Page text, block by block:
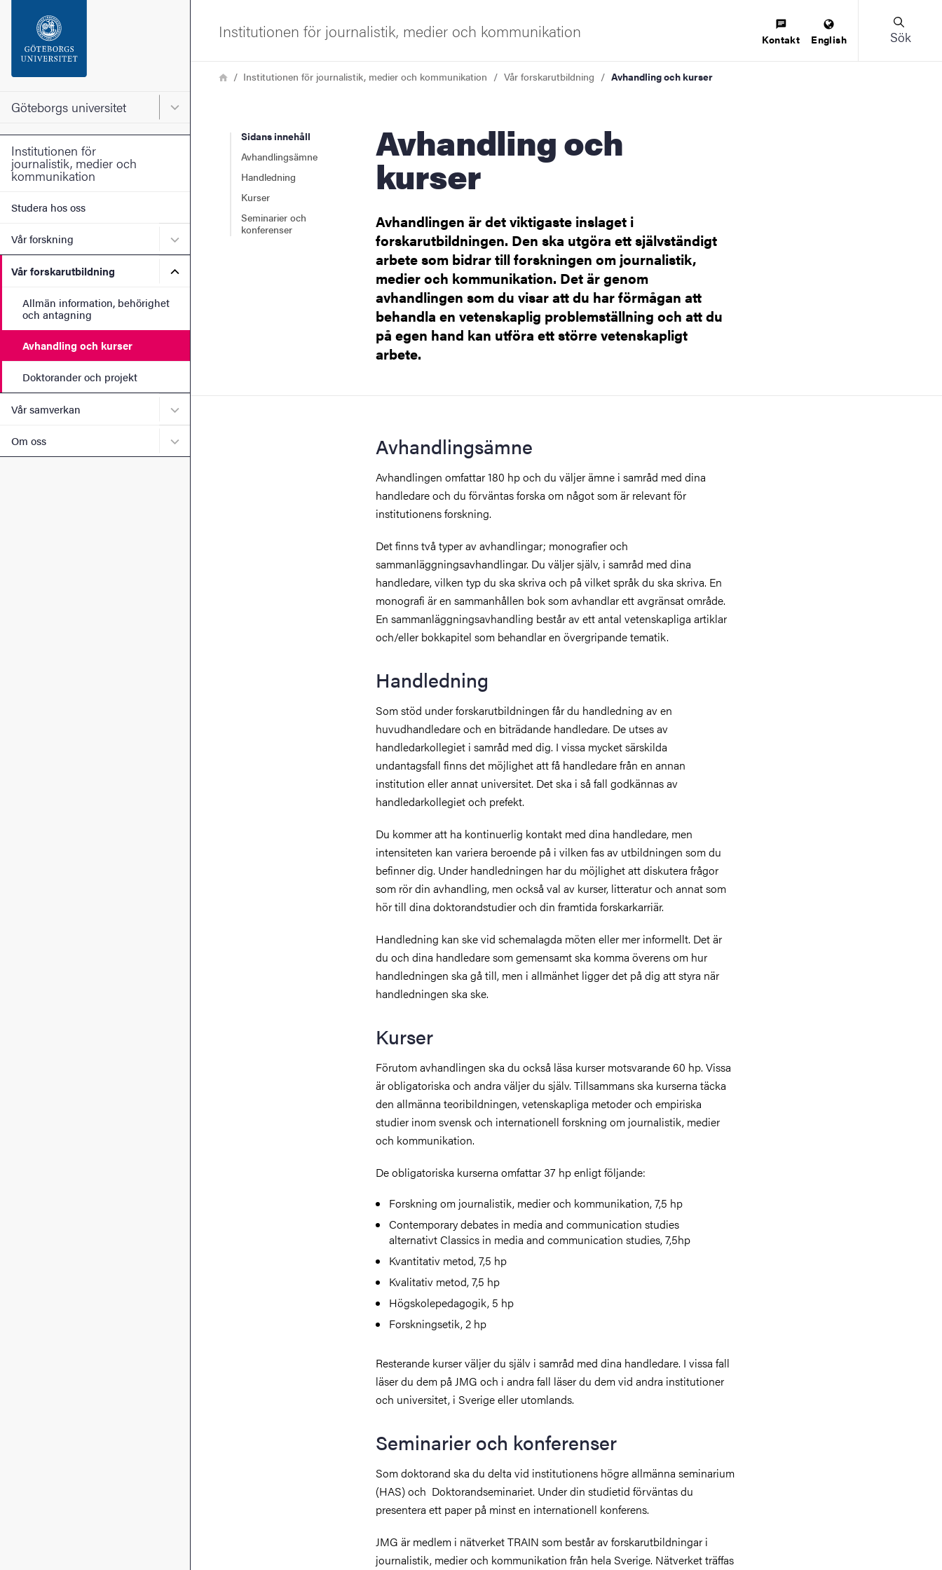
Sidfoten
Om webbplatsen
Göteborgs universitet Huvudmeny för Göteborgs universitet
Institutionen för
journalistik, medier och
kommunikation
Studera hos oss
Vår forskning Undermeny för Vår forskning
Vår forskarutbildning Undermeny för Vår forskarutbildning
Allmän information, behörighet
och antagning
Avhandling och kurser
Doktorander och projekt
Vår samverkan Undermeny för Vår samverkan
Om oss Undermeny för Om oss
Institutionen för journalistik, medier och kommunikation Kontakt English Sök
LänkstigHemInstitutionen för journalistik, medier och kommunikation Vår forskarutbildning Avhandling och kurser
Sidans innehåll
Avhandlingsämne
Handledning
Kurser
Seminarier och
konferenser
Avhandling och
kurser
Avhandlingen är det viktigaste inslaget i
forskarutbildningen. Den ska utgöra ett självständigt
arbete som bidrar till forskningen om journalistik,
medier och kommunikation. Det är genom
avhandlingen som du visar att du har förmågan att
behandla en vetenskaplig problemställning och att du
på egen hand kan utföra ett större vetenskapligt
arbete.
Avhandlingsämne
Avhandlingen omfattar 180 hp och du väljer ämne i samråd med dina
handledare och du förväntas forska om något som är relevant för
institutionens forskning.
Det finns två typer av avhandlingar; monografier och
sammanläggningsavhandlingar. Du väljer själv, i samråd med dina
handledare, vilken typ du ska skriva och på vilket språk du ska skriva. En
monografi är en sammanhållen bok som avhandlar ett avgränsat område.
En sammanläggningsavhandling består av ett antal vetenskapliga artiklar
och/eller bokkapitel som behandlar en övergripande tematik.
Handledning
Som stöd under forskarutbildningen får du handledning av en
huvudhandledare och en biträdande handledare. De utses av
handledarkollegiet i samråd med dig. I vissa mycket särskilda
undantagsfall finns det möjlighet att få handledare från en annan
institution eller annat universitet. Det ska i så fall godkännas av
handledarkollegiet och prefekt.
Du kommer att ha kontinuerlig kontakt med dina handledare, men
intensiteten kan variera beroende på i vilken fas av utbildningen som du
befinner dig. Under handledningen har du möjlighet att diskutera frågor
som rör din avhandling, men också val av kurser, litteratur och annat som
hör till dina doktorandstudier och din framtida forskarkarriär.
Handledning kan ske vid schemalagda möten eller mer informellt. Det är
du och dina handledare som gemensamt ska komma överens om hur
handledningen ska gå till, men i allmänhet ligger det på dig att styra när
handledningen ska ske.
Kurser
Förutom avhandlingen ska du också läsa kurser motsvarande 60 hp. Vissa
är obligatoriska och andra väljer du själv. Tillsammans ska kurserna täcka
den allmänna teoribildningen, vetenskapliga metoder och empiriska
studier inom svensk och internationell forskning om journalistik, medier
och kommunikation.
De obligatoriska kurserna omfattar 37 hp enligt följande:
Forskning om journalistik, medier och kommunikation, 7,5 hp
Contemporary debates in media and communication studies
alternativt Classics in media and communication studies, 7,5hp
Kvantitativ metod, 7,5 hp
Kvalitativ metod, 7,5 hp
Högskolepedagogik, 5 hp
Forskningsetik, 2 hp
Resterande kurser väljer du själv i samråd med dina handledare. I vissa fall
läser du dem på JMG och i andra fall läser du dem vid andra institutioner
och universitet, i Sverige eller utomlands.
Seminarier och konferenser
Som doktorand ska du delta vid institutionens högre allmänna seminarium
(HAS) och Doktorandseminariet. Under din studietid förväntas du
presentera ett paper på minst en internationell konferens.
JMG är medlem i nätverket TRAIN som består av forskarutbildningar i
journalistik, medier och kommunikation från hela Sverige. Nätverket träffas